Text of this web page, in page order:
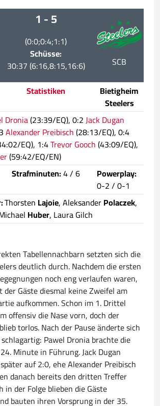
1 - 5
(0:0;0:4;1:1)
Schüsse:
30:37 (6:16,8:15,16:6)
SCB
Statistiken
Bietigheim
Steelers
Dronia(23:39/EQ), 0:2Jack Dugan
Alexander Preibisch(28:13/EQ), 0:4
EQ), 1:4Trevor Gooch(43:09/EQ),
(59:42/EQ/EN)
Strafminuten:4 / 6
Powerplay:
0-2 / 0-1
Thorsten Lajoie, AleksanderPolaczek,
Huber, Laura Gilch
Tabellennachbarn setzten sich die
deutlich durch. Nachdem die ersten
noch eng verlaufen waren,
Gäste diesmal keine Zweifel am
aufkommen. Schon im 1. Drittel
offensiv die Nase vorn, doch der
torlos. Nach der Pause änderte sich
Pawel Dronia brachte die
Minute in Führung. Jack Dugan
auf 2:0, ehe Alexander Preibisch
danach bereits den dritten Treffer
in der Folge blieben die Gäste
bauten ihren Vorsprung in der 35.